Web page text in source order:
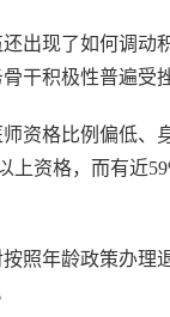
出现了如何调
干积极性普遍受
资格比例偏低
上资格，而有近
照年龄政策办